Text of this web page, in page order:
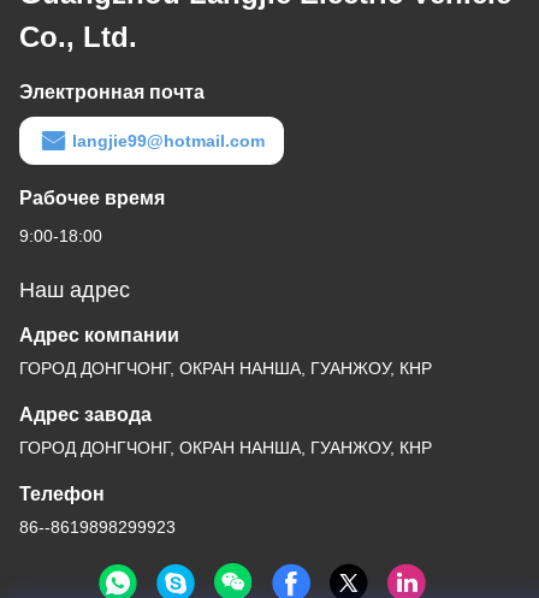
Co., Ltd.
Электронная почта
langjie99@hotmail.com
Рабочее время
9:00-18:00
Наш адрес
Адрес компании
ГОРОД ДОНГЧОНГ, ОКРАН НАНША, ГУАНЖОУ, КНР
Адрес завода
ГОРОД ДОНГЧОНГ, ОКРАН НАНША, ГУАНЖОУ, КНР
Телефон
86--8619898299923